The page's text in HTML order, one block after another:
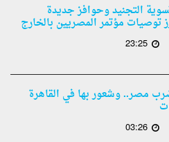
التجنيد وحوافز جديدة
توصيات مؤتمر المصريين بالخارج
23:25
مصر.. وشعور بها في القاهرة
03:26